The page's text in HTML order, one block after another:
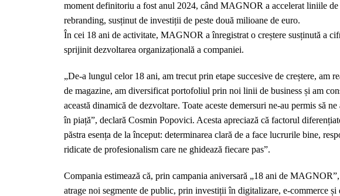
moment definitoriu a fost anul 2024, când MAGNOR a accelerat liniile de
rebranding, susținut de investiții de peste două milioane de euro.
În cei 18 ani de activitate, MAGNOR a înregistrat o creștere susținută a
sprijinit dezvoltarea organizațională a companiei.
„De-a lungul celor 18 ani, am trecut prin etape succesive de creștere, am
de magazine, am diversificat portofoliul prin noi linii de business și am
această dinamică de dezvoltare. Toate aceste demersuri ne-au permis să
în piață”, declară Cosmin Popovici. Acesta apreciază că factorul
păstra esența de la început: determinarea clară de a face lucrurile bine,
ridicate de profesionalism care ne ghidează fiecare pas”.
Compania estimează că, prin campania aniversară „18 ani de
atrage noi segmente de public, prin investiții în digitalizare, e-commerce